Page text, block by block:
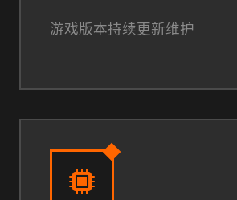
游戏版本持续更新维护